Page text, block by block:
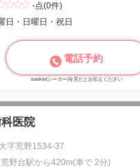
-点(0件)
日・日曜日・祝日
電話予約
seeker(シーカー)を見たとお伝えください
医院
字荒野1534-37
野台駅から420m(車で 2分)